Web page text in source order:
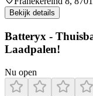
Bekijk details
Batteryx -
Laadpalen!
Nu open